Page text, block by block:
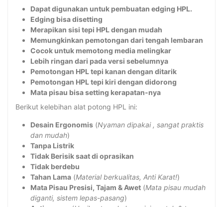
Dapat digunakan untuk pembuatan edging HPL.
Edging bisa disetting
Merapikan sisi tepi HPL dengan mudah
Memungkinkan pemotongan dari tengah lembaran
Cocok untuk memotong media melingkar
Lebih ringan dari pada versi sebelumnya
Pemotongan HPL tepi kanan dengan ditarik
Pemotongan HPL tepi kiri dengan didorong
Mata pisau bisa setting kerapatan-nya
Berikut kelebihan alat potong HPL ini:
Desain Ergonomis (Nyaman dipakai , sangat praktis
dan mudah)
Tanpa Listrik
Tidak Berisik saat di oprasikan
Tidak berdebu
Tahan Lama (Material berkualitas, Anti Karat!)
Mata Pisau Presisi, Tajam & Awet (Mata pisau mudah
diganti, sistem lepas-pasang)